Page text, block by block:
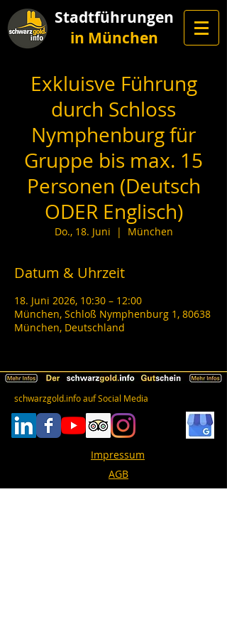
Stadtführungen
in München
Exkluisve Führung
durch Schloss
Nymphenburg für
Gruppe bis max. 15
Personen (Deutsch
ODER Englisch)
Do., 18. Juni
  |
München
Datum & Uhrzeit
18. Juni 2026, 10:30 – 12:00
München, Schloß Nymphenburg 1, 80638
München, Deutschland
schwarzgold.info auf Social Media
Impressum
AGB
Datenschutz